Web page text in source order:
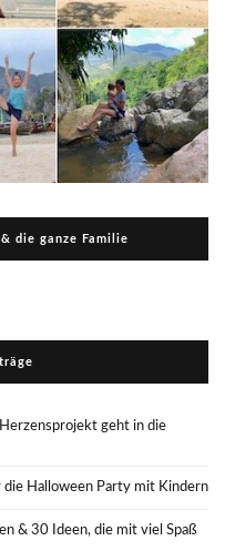
die ganze Familie
geht in die
die Halloween Party mit Kindern
& 30 Ideen, die mit viel Spaß